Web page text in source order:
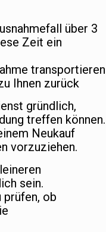
über 3
Zeit ein
transportieren
Ihnen zurück
gründlich,
treffen können.
Neukauf
vorzuziehen.
sein.
prüfen, ob